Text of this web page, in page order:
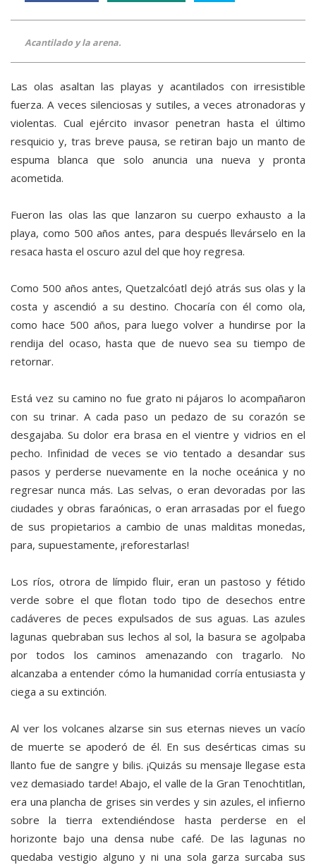
Acantilado y la arena.
Las olas asaltan las playas y acantilados con irresistible
fuerza. A veces silenciosas y sutiles, a veces atronadoras y
violentas. Cual ejército invasor penetran hasta el último
resquicio y, tras breve pausa, se retiran bajo un manto de
espuma blanca que solo anuncia una nueva y pronta
acometida.
Fueron las olas las que lanzaron su cuerpo exhausto a la
playa, como 500 años antes, para después llevárselo en la
resaca hasta el oscuro azul del que hoy regresa.
Como 500 años antes, Quetzalcóatl dejó atrás sus olas y la
costa y ascendió a su destino. Chocaría con él como ola,
como hace 500 años, para luego volver a hundirse por la
rendija del ocaso, hasta que de nuevo sea su tiempo de
retornar.
Está vez su camino no fue grato ni pájaros lo acompañaron
con su trinar. A cada paso un pedazo de su corazón se
desgajaba. Su dolor era brasa en el vientre y vidrios en el
pecho. Infinidad de veces se vio tentado a desandar sus
pasos y perderse nuevamente en la noche oceánica y no
regresar nunca más. Las selvas, o eran devoradas por las
ciudades y obras faraónicas, o eran arrasadas por el fuego
de sus propietarios a cambio de unas malditas monedas,
para, supuestamente, ¡reforestarlas!
Los ríos, otrora de límpido fluir, eran un pastoso y fétido
verde sobre el que flotan todo tipo de desechos entre
cadáveres de peces expulsados de sus aguas. Las azules
lagunas quebraban sus lechos al sol, la basura se agolpaba
por todos los caminos amenazando con tragarlo. No
alcanzaba a entender cómo la humanidad corría entusiasta y
ciega a su extinción.
Al ver los volcanes alzarse sin sus eternas nieves un vacío
de muerte se apoderó de él. En sus desérticas cimas su
llanto fue de sangre y bilis. ¡Quizás su mensaje llegase esta
vez demasiado tarde! Abajo, el valle de la Gran Tenochtitlan,
era una plancha de grises sin verdes y sin azules, el infierno
sobre la tierra extendiéndose hasta perderse en el
horizonte bajo una densa nube café. De las lagunas no
quedaba vestigio alguno y ni una sola garza surcaba sus